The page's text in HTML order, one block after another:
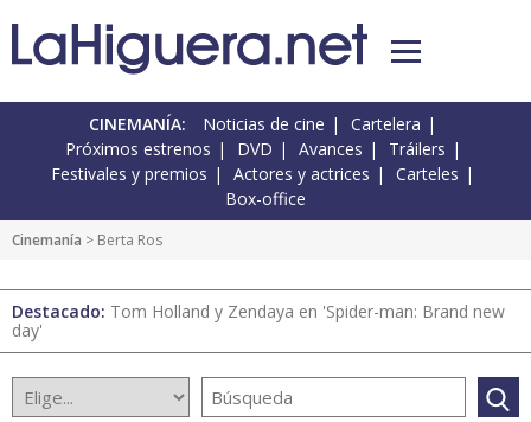
CINEMANÍA: Noticias de cine
Cartelera
Próximos estrenos
DVD Avances
Tráilers
Festivales y premios
Actores y actrices
Carteles
Box-office
Cinemanía > Berta Ros
Destacado: Tom Holland y Zendaya en 'Spider-man: Brand new
day'